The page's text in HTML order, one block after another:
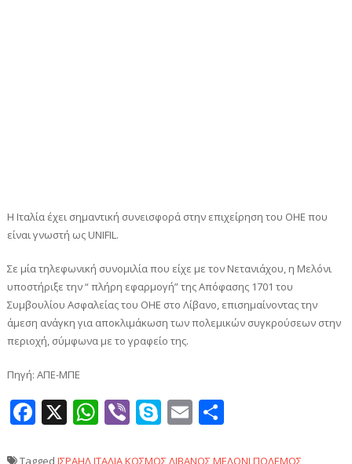
Η Ιταλία έχει σημαντική συνεισφορά στην επιχείρηση του ΟΗΕ που
είναι γνωστή ως UNIFIL.
Σε μία τηλεφωνική συνομιλία που είχε με τον Νετανιάχου, η Μελόνι
υποστήριξε την “ πλήρη εφαρμογή” της Απόφασης 1701 του
Συμβουλίου Ασφαλείας του ΟΗΕ στο Λίβανο, επισημαίνοντας την
άμεση ανάγκη για αποκλιμάκωση των πολεμικών συγκρούσεων στην
περιοχή, σύμφωνα με το γραφείο της.
Πηγή: ΑΠΕ-ΜΠΕ
Facebook
X WhatsApp
ViberSkype
Email